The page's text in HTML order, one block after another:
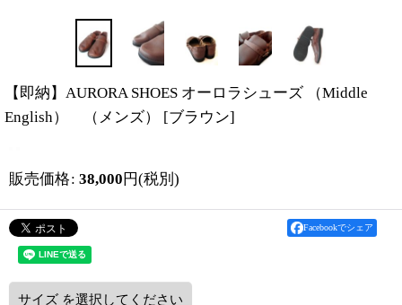
【即納】AURORA SHOES オーロラシューズ （Middle
English） （メンズ）
[ブラウン]
販売価格: 38,000 円(税別)
Facebookでシェア
サイズ を選択してください